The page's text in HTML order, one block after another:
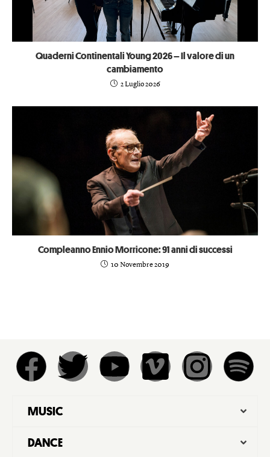
Quaderni Continentali Young 2026 – Il valore di un
cambiamento
2 Luglio 2026
Compleanno Ennio Morricone: 91 anni di successi
10 Novembre 2019
MUSIC
DANCE